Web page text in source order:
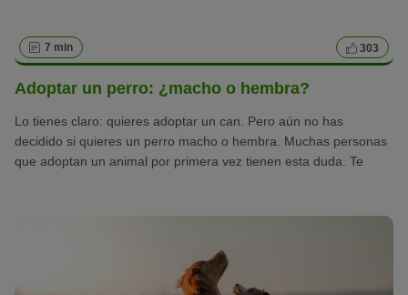
7 min 303
Adoptar un perro: ¿macho o hembra?
Lo tienes claro: quieres adoptar un can. Pero aún no has
decidido si quieres un perro macho o hembra. Muchas personas
que adoptan un animal por primera vez tienen esta duda. Te